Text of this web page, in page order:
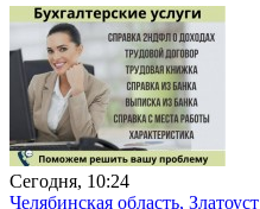
Сегодня, 10:24
Челябинская область, Златоуст